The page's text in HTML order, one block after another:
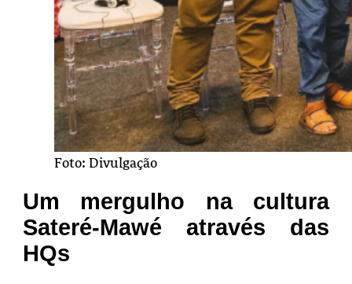
Foto: Divulgação
Um mergulho na cultura
Sateré-Mawé através das
HQs